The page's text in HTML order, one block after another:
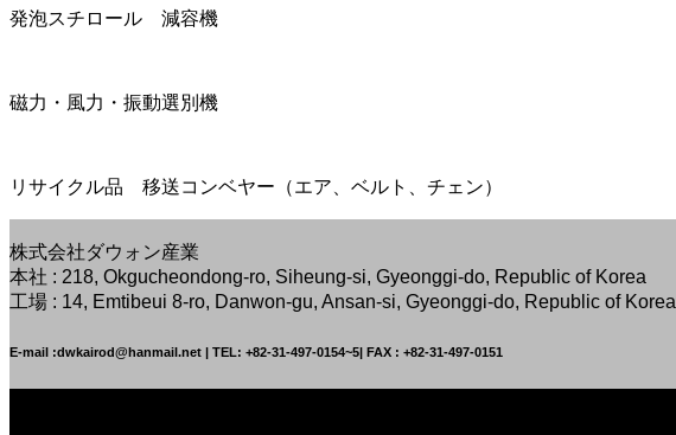
発泡スチロール 減容機
磁力・風力・振動選別機
リサイクル品 移送コンベヤー（エア、ベルト、チェン）
株式会社ダウォン産業
本社 : 218, Okgucheondong-ro, Siheung-si, Gyeonggi-do, Republic of Korea
工場 : 14, Emtibeui 8-ro, Danwon-gu, Ansan-si, Gyeonggi-do, Republic of Korea
E-mail :dwkairod@hanmail.net | TEL: +82-31-497-0154~5| FAX : +82-31-497-0151